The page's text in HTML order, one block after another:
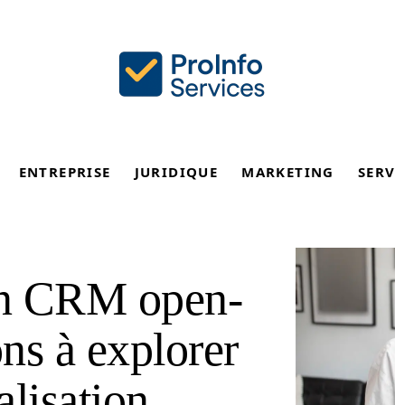
ENTREPRISE JURIDIQUE MARKETING
CRM open-
à explorer